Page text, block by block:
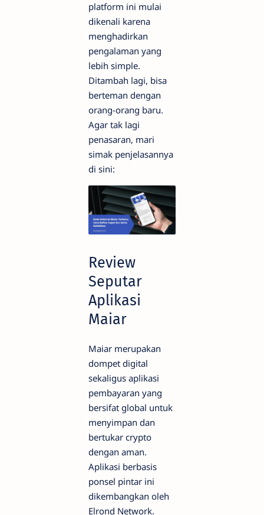
platform ini mulai
dikenali karena
menghadirkan
pengalaman yang
lebih simple.
Ditambah lagi, bisa
berteman dengan
orang-orang baru.
Agar tak lagi
penasaran, mari
simak penjelasannya
di sini:
Review
Seputar
Aplikasi
Maiar
Maiar merupakan
dompet digital
sekaligus aplikasi
pembayaran yang
bersifat global untuk
menyimpan dan
bertukar crypto
dengan aman.
Aplikasi berbasis
ponsel pintar ini
dikembangkan oleh
Elrond Network.